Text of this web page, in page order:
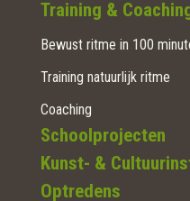
Training &
Bewust ritme in 100
Training natuurlijk ritme
Coaching
Schoolprojecten
Kunst- &
Optredens